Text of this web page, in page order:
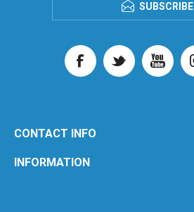
SUBSCRIBE
CONTACT INFO
INFORMATION